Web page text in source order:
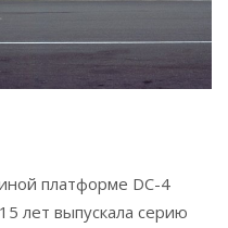
платформе DC-4
лет выпускала серию